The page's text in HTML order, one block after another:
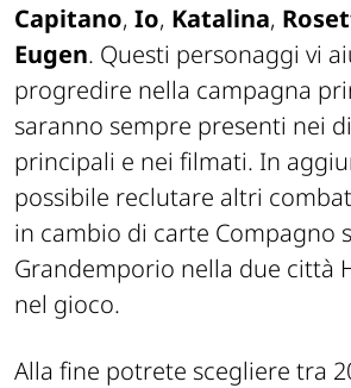
Capitano, Io, Katalina,
Eugen. Questi personaggi vi
progredire nella campagna
saranno sempre presenti nei
principali e nei filmati. In
possibile reclutare altri
in cambio di carte Compagno
Grandemporio nella due città
nel gioco.
Alla fine potrete scegliere tra